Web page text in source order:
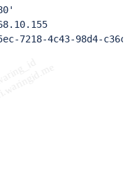
7218-4c43-98d4-